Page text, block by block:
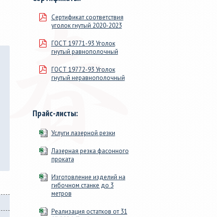
15 до 219х9, от 20х20х1 до
160х160х9.
Сертификат соответствия
уголок гнутый 2020-2023
ГОСТ 19771-93 Уголок
гнутый равнополочный
ГОСТ 19772-93 Уголок
гнутый неравнополочный
Прайс-листы:
Услуги лазерной резки
Лазерная резка фасонного
проката
Изготовление изделий на
гибочном станке до 3
метров
Реализация остатков от 31